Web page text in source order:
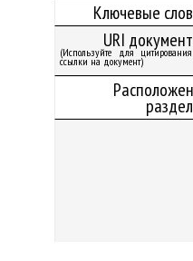
Ключевые
URI
(Используйте для
ссылки на документ)